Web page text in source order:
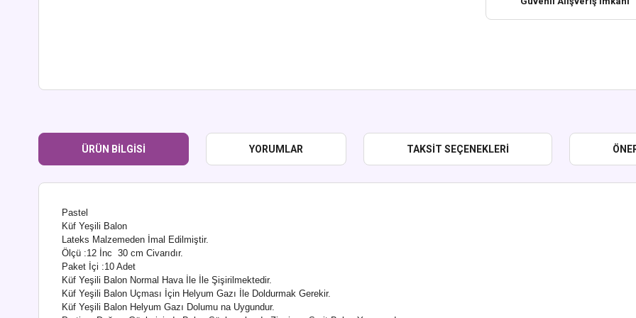
ÜRÜN BILGISI YORUMLAR TAKSIT SEÇENEKLERI
Pastel
Küf Yeşili Balon
Lateks Malzemeden İmal Edilmiştir.
Ölçü :12 İnc 30 cm Civarıdır.
Paket İçi :10 Adet
Küf Yeşili Balon Normal Hava İle İle Şişirilmektedir.
Küf Yeşili Balon Uçması İçin Helyum Gazı İle Doldurmak Gerekir.
Küf Yeşili Balon Helyum Gazı Dolumu na Uygundur.